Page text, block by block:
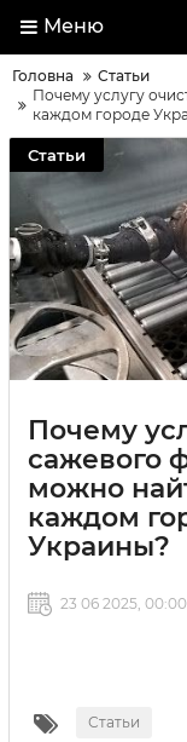
Меню
Головна
Статьи
Почему услугу
каждом городе
Статьи
Почему
сажевого
можно
каждом
Украины?
23 06 2025, 00:00
Статьи